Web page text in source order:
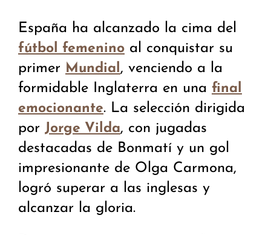
España ha alcanzado la cima del
fútbol femenino al conquistar su
primer Mundial, venciendo a la
formidable Inglaterra en una final
emocionante. La selección dirigida
por Jorge Vilda, con jugadas
destacadas de Bonmatí y un gol
impresionante de Olga Carmona,
logró superar a las inglesas y
alcanzar la gloria.